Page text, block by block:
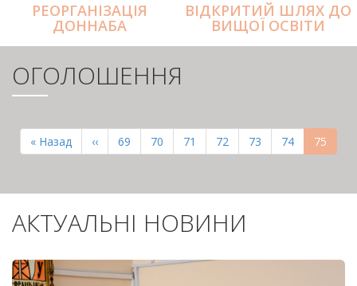
РЕОРГАНІЗАЦІЯ
ДОННАБА
ВІДКРИТИЙ ШЛЯХ ДО
ВИЩОЇ ОСВІТИ
ОГОЛОШЕННЯ
СТОРІНКИ
Перша
сторінка
« Назад
Попередня
сторінка
‹‹ Page
69 Page
70 Page
71 Page
72 Page
73 Page
74 75
АКТУАЛЬНІ НОВИНИ